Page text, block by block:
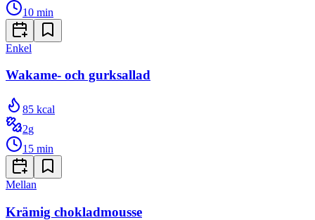
10 min
Enkel
Wakame- och gurksallad
85 kcal
2g
15 min
Mellan
Krämig chokladmousse